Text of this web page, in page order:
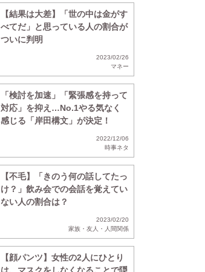
【結果は大差】「世の中は金がす
べてだ」と思っている人の割合が
ついに判明
2023/02/26
マネー
「検討を加速」「緊張感を持って
対応」を抑え…No.1やる気なく
感じる「岸田構文」が決定！
2022/12/06
時事ネタ
【不毛】「きのう何の話してたっ
け？」飲み会での会話を覚えてい
ない人の割合は？
2023/02/20
家族・友人・人間関係
【顔パンツ】女性の2人にひとり